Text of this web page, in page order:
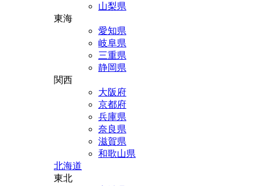
山梨県
東海
愛知県
岐阜県
三重県
静岡県
関西
大阪府
京都府
兵庫県
奈良県
滋賀県
和歌山県
北海道
東北